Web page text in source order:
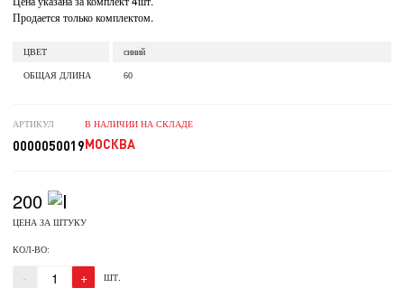
Продается только комплектом.
ЦВЕТ синий
ОБЩАЯ ДЛИНА 60
АРТИКУЛ
0000050019
В НАЛИЧИИ НА СКЛАДЕ
МОСКВА
200
ЦЕНА ЗА ШТУКУ
КОЛ-ВО:
- + ШТ.